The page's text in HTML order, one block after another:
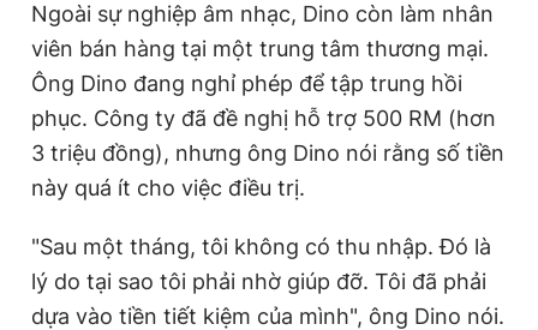
Ngoài sự nghiệp âm nhạc, Dino còn làm nhân
viên bán hàng tại một trung tâm thương mại.
Ông Dino đang nghỉ phép để tập trung hồi
phục. Công ty đã đề nghị hỗ trợ 500 RM (hơn
3 triệu đồng), nhưng ông Dino nói rằng số tiền
này quá ít cho việc điều trị.
"Sau một tháng, tôi không có thu nhập. Đó là
lý do tại sao tôi phải nhờ giúp đỡ. Tôi đã phải
dựa vào tiền tiết kiệm của mình", ông Dino nói.